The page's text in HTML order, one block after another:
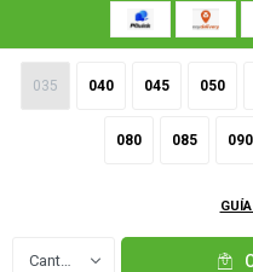
035 040 045 050
080 085 090
© Copyright 2026 / Somos Fútbol